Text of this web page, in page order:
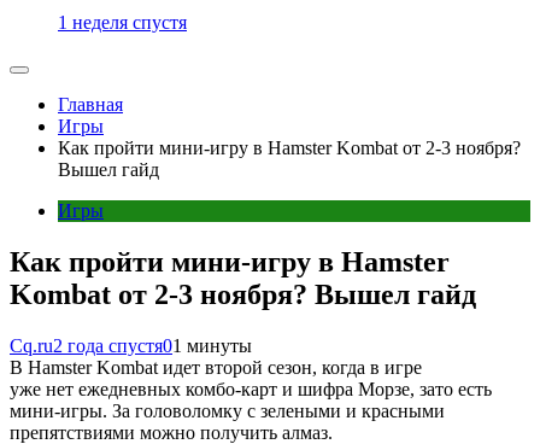
1 неделя спустя
Главная
Игры
Как пройти мини-игру в Hamster Kombat от 2-3 ноября?
Вышел гайд
Игры
Как пройти мини-игру в Hamster
Kombat от 2-3 ноября? Вышел гайд
Cq.ru2 года спустя01 минуты
В Hamster Kombat идет второй сезон, когда в игре
уже нет ежедневных комбо-карт и шифра Морзе, зато есть
мини-игры. За головоломку с зелеными и красными
препятствиями можно получить алмаз.